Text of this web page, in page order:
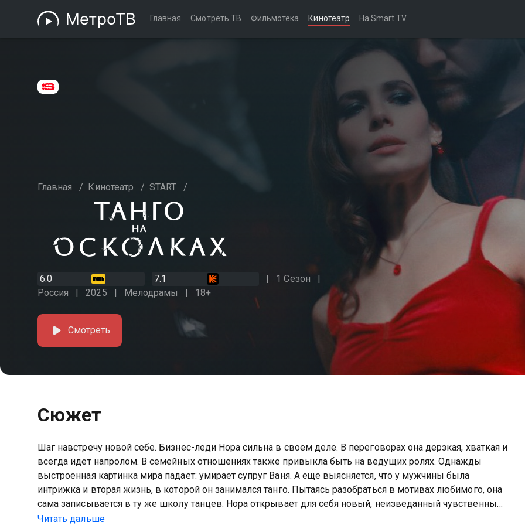
Главная Смотреть ТВ Фильмотека Кинотеатр На Smart TV
Главная / Кинотеатр / START /
6.0 7.1
1 Сезон
Россия
2025 Мелодрамы 18+
Смотреть
Сюжет
Шаг навстречу новой себе. Бизнес-леди Нора сильна в своем деле. В переговорах она дерзкая, хваткая и
всегда идет напролом. В семейных отношениях также привыкла быть на ведущих ролях. Однажды
выстроенная картинка мира падает: умирает супруг Ваня. А еще выясняется, что у мужчины была
интрижка и вторая жизнь, в которой он занимался танго. Пытаясь разобраться в мотивах любимого, она
сама записывается в ту же школу танцев. Нора открывает для себя новый, неизведанный чувственный
мир, занятия дают ей шанс лучше понять себя. Но удастся ли ей сбежать от призраков прошлого?
Читать дальше